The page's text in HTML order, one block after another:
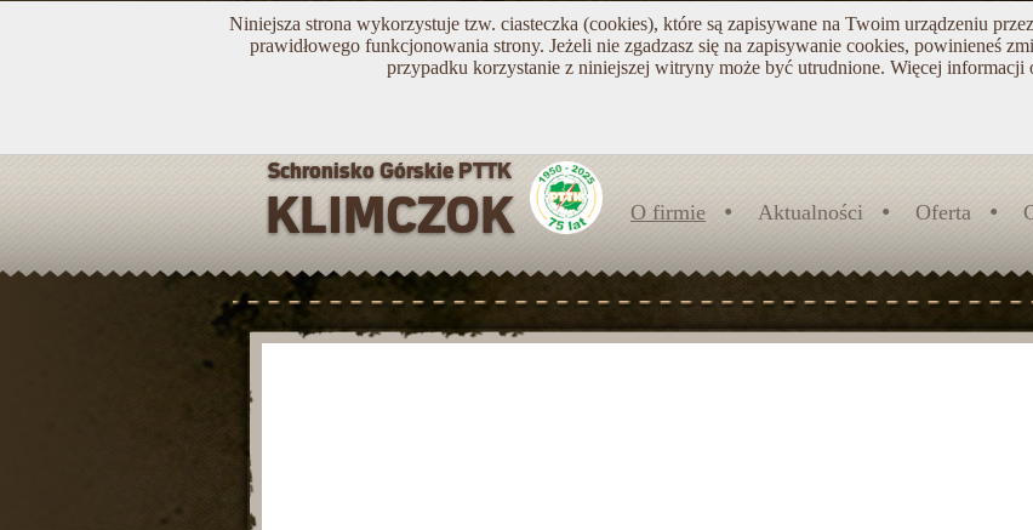
Niniejsza strona wykorzystuje tzw. ciasteczka (cookies), które są zapisywane na Twoim urządzeniu
prawidłowego funkcjonowania strony. Jeżeli nie zgadzasz się na zapisywanie cookies, powinieneś
przypadku korzystanie z niniejszej witryny może być utrudnione. Więcej informacji
O firmie
Szlaki turystyczne
Aktualności Oferta
lesie
BIAŁE